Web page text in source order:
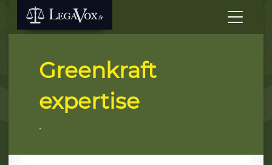
Greenkraft
expertise
.